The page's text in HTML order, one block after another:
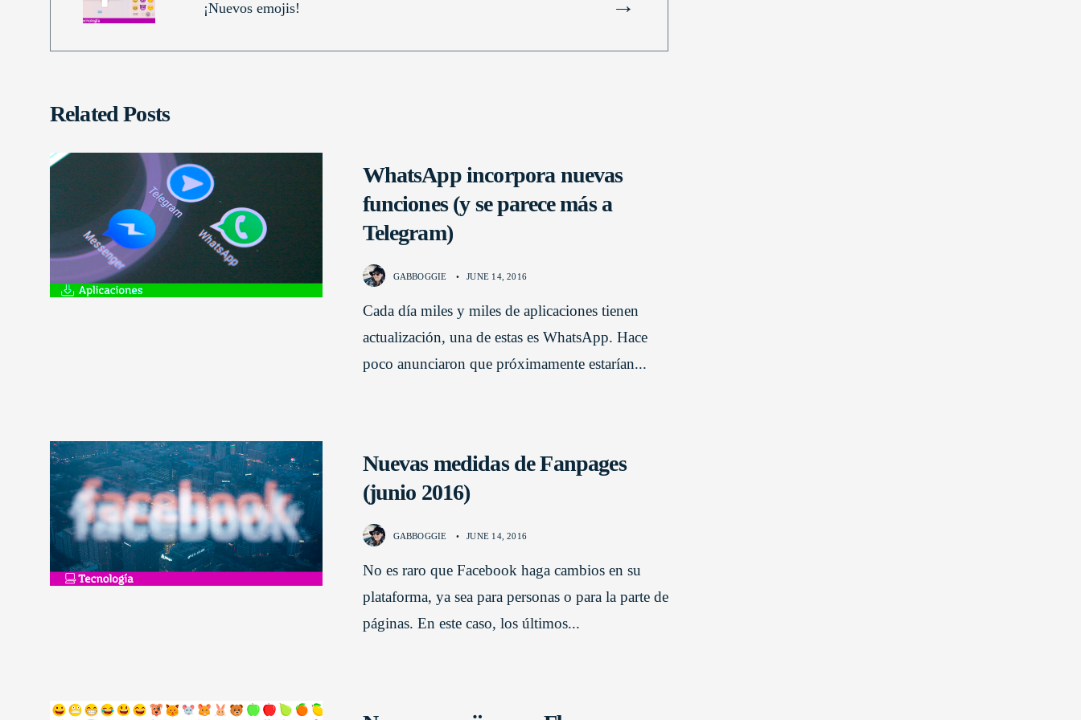
→
¡Nuevos emojis!
Related Posts
WhatsApp incorpora nuevas
funciones (y se parece más a
Telegram)
GABBOGGIE • JUNE 14, 2016
Cada día miles y miles de aplicaciones tienen
actualización, una de estas es WhatsApp. Hace
poco anunciaron que próximamente estarían...
Nuevas medidas de Fanpages
(junio 2016)
GABBOGGIE • JUNE 14, 2016
No es raro que Facebook haga cambios en su
plataforma, ya sea para personas o para la parte de
páginas. En este caso, los últimos...